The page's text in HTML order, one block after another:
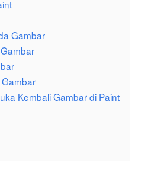
Gambar
Kembali Gambar di Paint